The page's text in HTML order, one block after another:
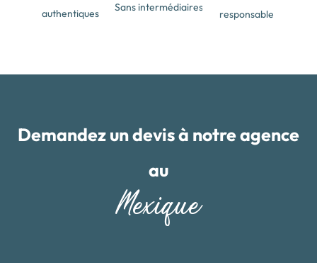
authentiques
Sans intermédiaires
responsable
Demandez un devis à notre agence
au
Mexique